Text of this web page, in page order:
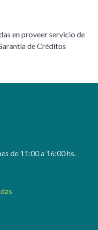
en proveer servicio de
de Créditos
de 11:00 a 16:00 hs.